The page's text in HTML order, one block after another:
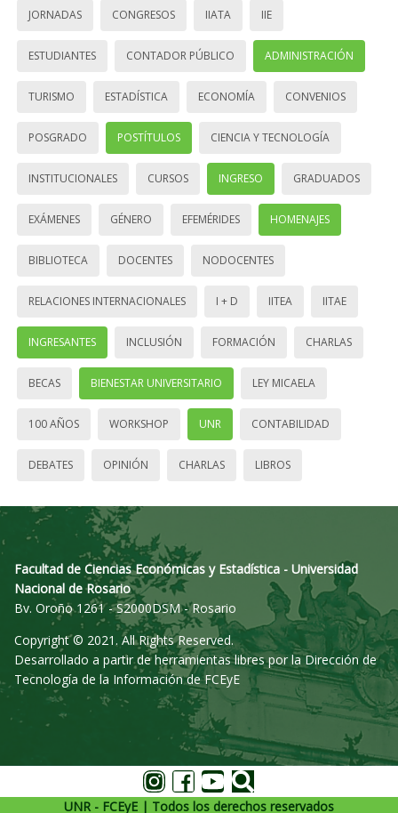
JORNADAS CONGRESOS IIATA IIE
ESTUDIANTES CONTADOR PÚBLICO ADMINISTRACIÓN
TURISMO ESTADÍSTICA ECONOMÍA CONVENIOS
POSGRADO POSTÍTULOS CIENCIA Y TECNOLOGÍA
INSTITUCIONALES CURSOS INGRESO GRADUADOS
EXÁMENES GÉNERO EFEMÉRIDES HOMENAJES
BIBLIOTECA DOCENTES NODOCENTES
RELACIONES INTERNACIONALES I + D IITEA IITAE
INGRESANTES INCLUSIÓN FORMACIÓN CHARLAS
BECAS BIENESTAR UNIVERSITARIO LEY MICAELA
100 AÑOS WORKSHOP UNR CONTABILIDAD
DEBATES OPINIÓN CHARLAS LIBROS
Facultad de Ciencias Económicas y Estadística - Universidad
Nacional de Rosario
Bv. Oroño 1261 - S2000DSM - Rosario
Copyright © 2021. All Rights Reserved.
Desarrollado a partir de herramientas libres por la Dirección de
Tecnología de la Información de FCEyE
UNR - FCEyE | Todos los derechos reservados